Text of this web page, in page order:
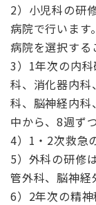
2）小児科の研
病院で行います
病院を選択する
3）1年次の内
科、消化器内科
科、脳神経内科
中から、8週ず
4）1・2次救急
5）外科の研修
管外科、脳神経
6）2年次の精